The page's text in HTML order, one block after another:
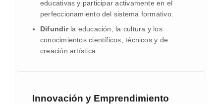
educativas y participar activamente en el
perfeccionamiento del sistema formativo.
Difundirla educación, la cultura y los
conocimientos científicos, técnicos y de
creación artística.
Innovación y Emprendimiento